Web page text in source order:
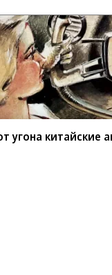
угона китайские